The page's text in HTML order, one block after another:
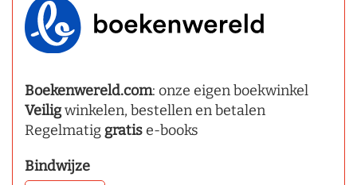
Boekenwereld.com: onze eigen boekwinkel
Veiligwinkelen, bestellen en betalen
Regelmatig gratise-books
Bindwijze